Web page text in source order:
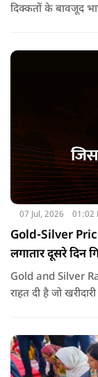
दिक्कतों के बावजूद
लिए सलाह भी दी गई है.
07 Jul, 2026 01:02
Gold-Silver
लगातार दूसरे दिन
Gold and Silver
राहत दी है जो